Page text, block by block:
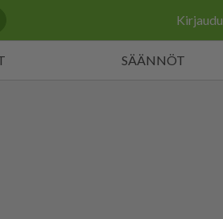
Kirjaudu
SÄÄNNÖT